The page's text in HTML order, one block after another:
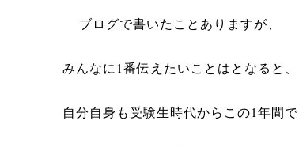
ブログで書いたことありますが、
みんなに1番伝えたいことはとなると、
自分自身も受験生時代からこの1年間で